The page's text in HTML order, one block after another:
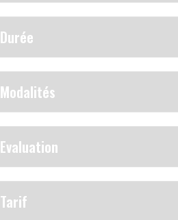
Durée
Modalités
Evaluation
Tarif